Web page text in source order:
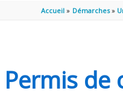
Accueil Démarches
Permis de